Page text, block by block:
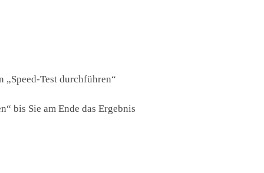
Test durchführen“
bis Sie am Ende das Ergebnis